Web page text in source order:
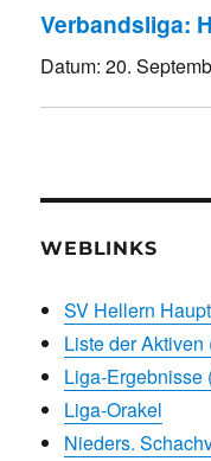
Verbandsliga:
Datum:20.
WEBLINKS
SV Hellern
Liste der Aktiven
Liga-Ergebnisse
Liga-Orakel
Nieders.